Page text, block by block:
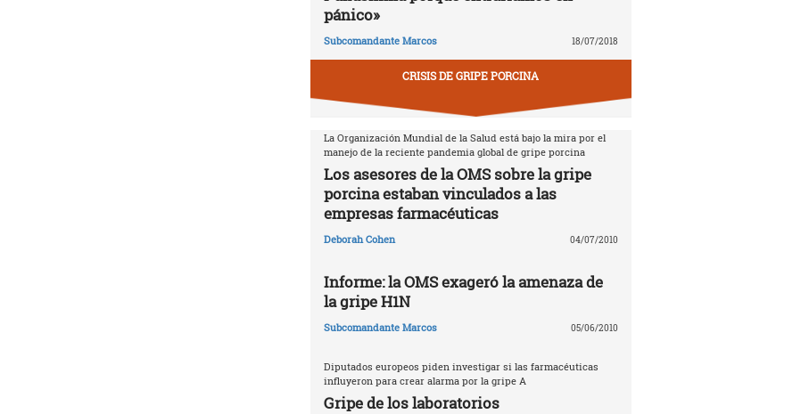
pánico»
Subcomandante Marcos 18/07/2018
CRISIS DE GRIPE PORCINA
La Organización Mundial de la Salud está bajo la mira por el
manejo de la reciente pandemia global de gripe porcina
Los asesores de la OMS sobre la gripe
porcina estaban vinculados a las
empresas farmacéuticas
Deborah Cohen 04/07/2010
Informe: la OMS exageró la amenaza de
la gripe H1N
Subcomandante Marcos 05/06/2010
Diputados europeos piden investigar si las farmacéuticas
influyeron para crear alarma por la gripe A
Gripe de los laboratorios